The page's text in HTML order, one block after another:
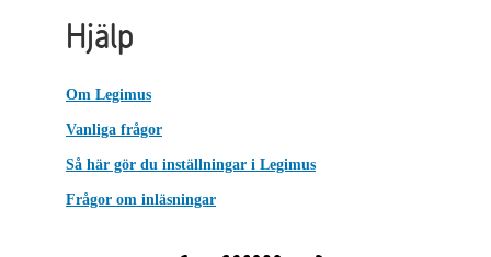
Hjälp
Om Legimus
Vanliga frågor
Så här gör du inställningar i Legimus
Frågor om inläsningar